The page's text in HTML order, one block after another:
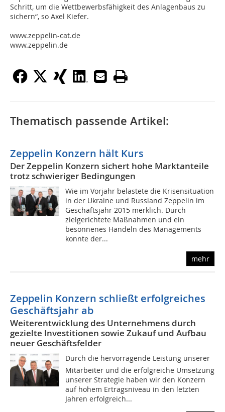
Schritt, um die Wettbewerbsfähigkeit des Anlagenbaus zu
sichern“, so Axel Kiefer.
www.zeppelin-cat.de
www.zeppelin.de
Thematisch passende Artikel:
Zeppelin Konzern hält Kurs
Der Zeppelin Konzern sichert hohe Marktanteile
trotz schwieriger Bedingungen
Wie im Vorjahr belastete die Krisensituation
in der Ukraine und Russland Zeppelin im
Geschäftsjahr 2015 merklich. Durch
zielgerichtete Maßnahmen und ein
besonnenes Handeln des Managements
konnte der...
mehr
Zeppelin Konzern schließt erfolgreiches
Geschäftsjahr ab
Weiterentwicklung des Unternehmens durch
gezielte Investitionen sowie Zukauf und Aufbau
neuer Geschäftsfelder
Durch die hervorragende Leistung unserer
Mitarbeiter und die erfolgreiche Umsetzung
unserer Strategie haben wir den Konzern
auf hohem Ertragsniveau in den letzten
Jahren erfolgreich...